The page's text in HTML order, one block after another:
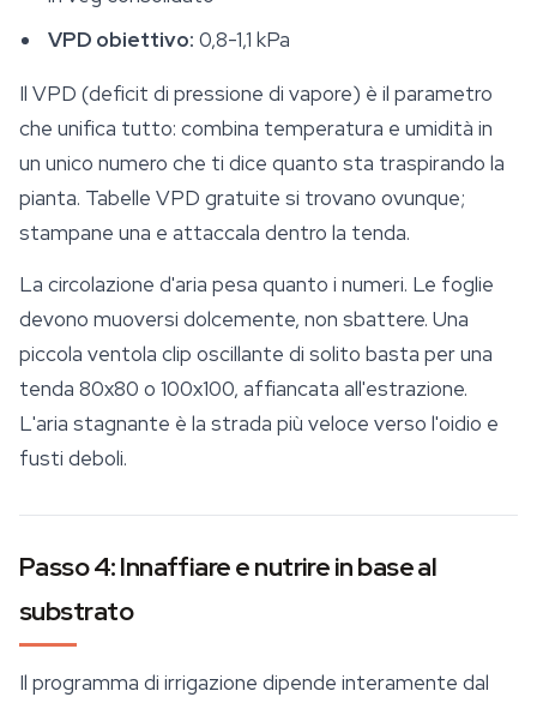
VPD obiettivo: 0,8-1,1 kPa
Il VPD (deficit di pressione di vapore) è il parametro
che unifica tutto: combina temperatura e umidità in
un unico numero che ti dice quanto sta traspirando la
pianta. Tabelle VPD gratuite si trovano ovunque;
stampane una e attaccala dentro la tenda.
La circolazione d'aria pesa quanto i numeri. Le foglie
devono muoversi dolcemente, non sbattere. Una
piccola ventola clip oscillante di solito basta per una
tenda 80x80 o 100x100, affiancata all'estrazione.
L'aria stagnante è la strada più veloce verso l'oidio e
fusti deboli.
Passo 4: Innaffiare e nutrire in base al
substrato
Il programma di irrigazione dipende interamente dal